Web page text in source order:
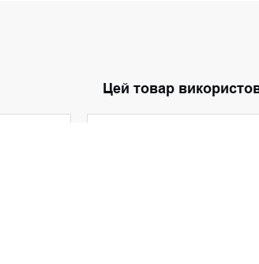
Цей товар